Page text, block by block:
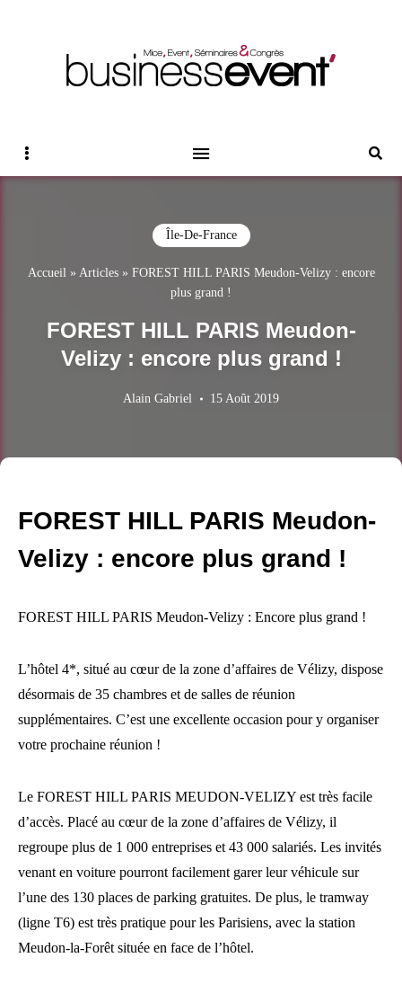
Sidebar
Île-De-France
Accueil» Articles» FOREST HILL PARIS Meudon-Velizy : encore
plus grand !
FOREST HILL PARIS Meudon-
Velizy : encore plus grand !
Alain Gabriel 15 Août 2019
FOREST HILL PARIS Meudon-
Velizy : encore plus grand !
FOREST HILL PARIS Meudon-Velizy : Encore plus grand !
L’hôtel 4*, situé au cœur de la zone d’affaires de Vélizy, dispose
désormais de 35 chambres et de salles de réunion
supplémentaires. C’est une excellente occasion pour y organiser
votre prochaine réunion !
Le FOREST HILL PARIS MEUDON-VELIZY est très facile
d’accès. Placé au cœur de la zone d’affaires de Vélizy, il
regroupe plus de 1 000 entreprises et 43 000 salariés. Les invités
venant en voiture pourront facilement garer leur véhicule sur
l’une des 130 places de parking gratuites. De plus, le tramway
(ligne T6) est très pratique pour les Parisiens, avec la station
Meudon-la-Forêt située en face de l’hôtel.